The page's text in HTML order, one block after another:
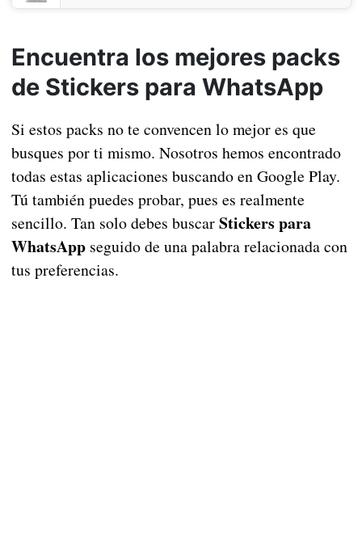
Encuentra los mejores packs
de Stickers para WhatsApp
Si estos packs no te convencen lo mejor es que
busques por ti mismo. Nosotros hemos encontrado
todas estas aplicaciones buscando en Google Play.
Tú también puedes probar, pues es realmente
sencillo. Tan solo debes buscarStickers para
WhatsAppseguido de una palabra relacionada con
tus preferencias.